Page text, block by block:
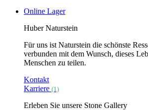
Online Lager
Huber Naturstein
Für uns ist Naturstein die schönste
verbunden mit dem Wunsch, dieses
Menschen zu teilen.
Kontakt
Karriere (1)
Erleben Sie unsere Stone Gallery